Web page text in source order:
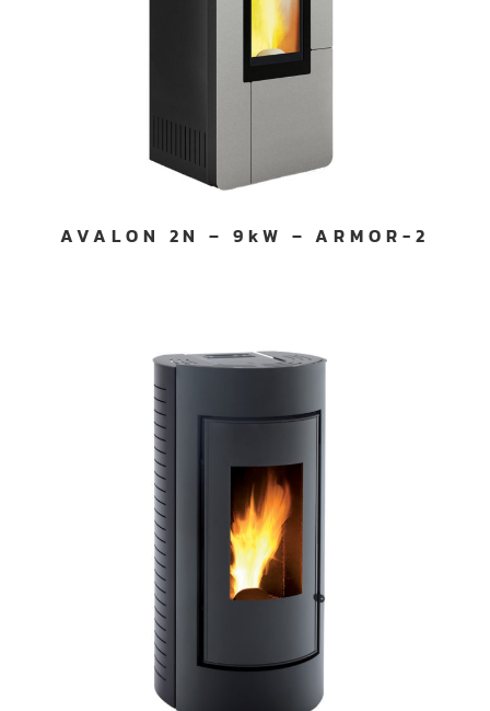
Détails Paramètres des annonces
Utilisation responsable de vos données
nos 1022 partenairestraitons vos données
personnelles, telles que votre adresse IP, en utilisant des
technologies comme les cookies pour stocker et accéder
à des informations sur votre appareil, afin de diffuser des
publicités et du contenu personnalisés, d'effectuer des
mesures de performance des publicités et du contenu,
ainsi que de réaliser des études d’audience, favorisant
ainsi le développement de services. Vous avez le choix
quant à l'utilisation de vos données et à leurs finalités.
Vous pouvez modifier ou retirer votre consentement à
AVALON 2N – 9kW – ARMOR-2